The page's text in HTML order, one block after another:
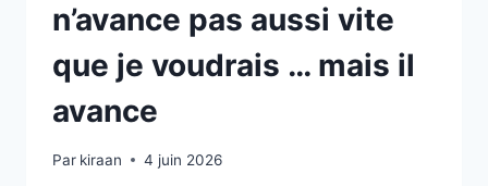
n’avance pas aussi vite
que je voudrais … mais il
avance
Par kiraan 4 juin 2026